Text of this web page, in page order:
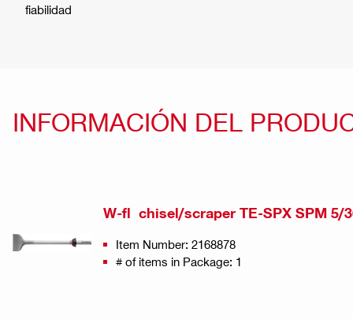
fiabilidad
INFORMACIÓN DEL
W-fl chisel/scraper TE-SPX SPM 5/
Item Number: 2168878
# of items in Package: 1